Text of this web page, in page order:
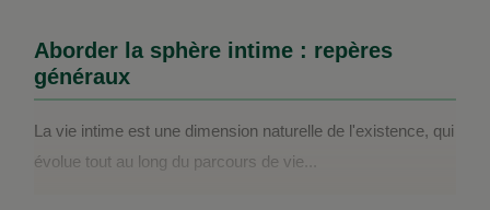
Aborder la sphère intime : repères
généraux
La vie intime est une dimension naturelle de l'existence, qui
évolue tout au long du parcours de vie...